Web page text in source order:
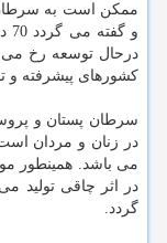
ممكن است به
درحال توسعه رخ
كشورهای پیشرفته و
سرطان پستان و
در زنان و مردان
می باشد. همینطور
در اثر چاقی تولید
گردد.